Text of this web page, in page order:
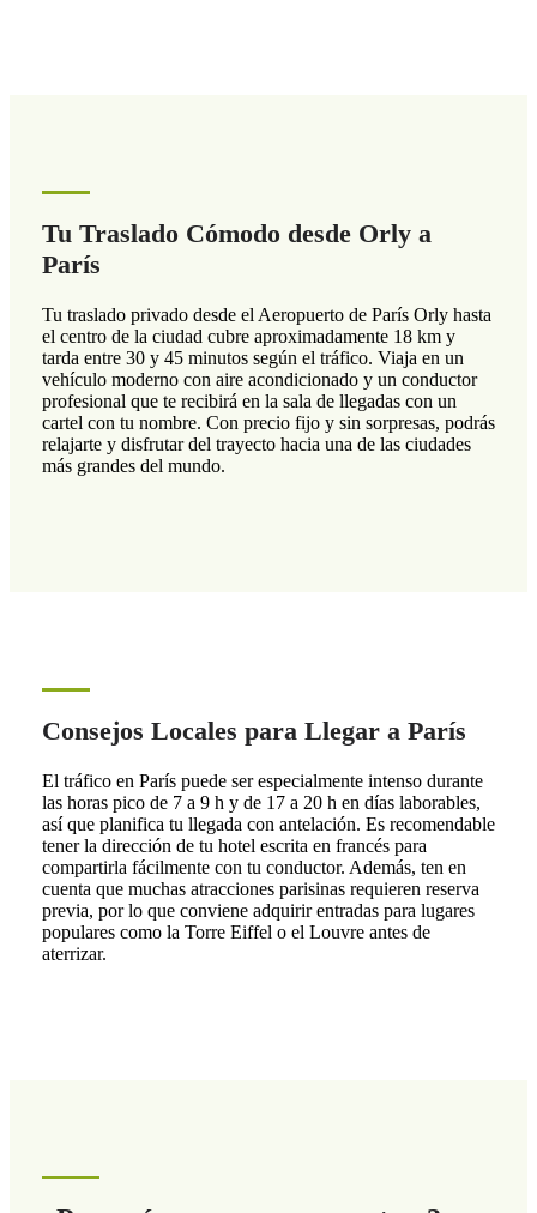
Tu Traslado Cómodo desde Orly a
París
Tu traslado privado desde el Aeropuerto de París Orly hasta
el centro de la ciudad cubre aproximadamente 18 km y
tarda entre 30 y 45 minutos según el tráfico. Viaja en un
vehículo moderno con aire acondicionado y un conductor
profesional que te recibirá en la sala de llegadas con un
cartel con tu nombre. Con precio fijo y sin sorpresas, podrás
relajarte y disfrutar del trayecto hacia una de las ciudades
más grandes del mundo.
Consejos Locales para Llegar a París
El tráfico en París puede ser especialmente intenso durante
las horas pico de 7 a 9 h y de 17 a 20 h en días laborables,
así que planifica tu llegada con antelación. Es recomendable
tener la dirección de tu hotel escrita en francés para
compartirla fácilmente con tu conductor. Además, ten en
cuenta que muchas atracciones parisinas requieren reserva
previa, por lo que conviene adquirir entradas para lugares
populares como la Torre Eiffel o el Louvre antes de
aterrizar.